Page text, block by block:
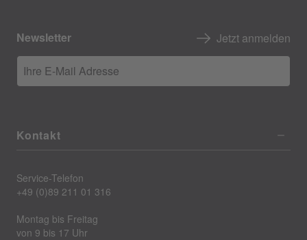
Newsletter Jetzt anmelden
Ihre E-Mail Adresse
Kontakt
Service-Telefon
+49 (0)89 211 01 316
Montag bis Freitag
von 9 bis 17 Uhr